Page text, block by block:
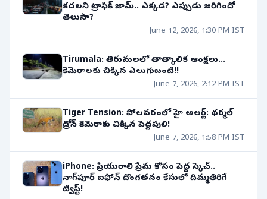
కదలని ట్రాఫిక్‌ జామ్‌.. ఎక్కడ? ఎప్పుడు జరిగిందో
తెలుసా?
June 12, 2026, 1:30 PM IST
Tirumala: తిరుమలలో తాత్కాలిక ఆంక్షలు...
కెమెరాలకు చిక్కిన ఎలుగుబంటి!!
June 7, 2026, 2:12 PM IST
Tiger Tension: పోలవరంలో హై అలర్ట్: థర్మల్
డ్రోన్ కెమెరాకు చిక్కిన పెద్దపులి!
June 7, 2026, 1:58 PM IST
iPhone: ప్రియురాలి ప్రేమ కోసం పెద్ద స్కెచ్..
నాగ్‌పూర్ ఐఫోన్ దొంగతనం కేసులో దిమ్మతిరిగే
ట్విస్ట్!